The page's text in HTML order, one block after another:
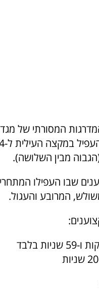
התקיים זו השנה ה-13 מירוץ המדרגות
אלפי
שבו העפילו
המרובע והעגול.